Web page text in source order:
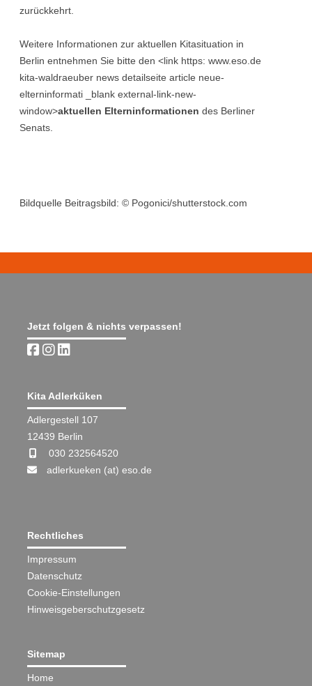
zurückkehrt.
Weitere Informationen zur aktuellen Kitasituation in
Berlin entnehmen Sie bitte den <link https: www.eso.de
kita-waldraeuber news detailseite article neue-
elterninformati _blank external-link-new-
window>aktuellen Elterninformationen des Berliner
Senats.
Bildquelle Beitragsbild: © Pogonici/shutterstock.com
Jetzt folgen & nichts verpassen!
Kita Adlerküken
Adlergestell 107
12439 Berlin
030 232564520
adlerkueken (at) eso.de
Rechtliches
Impressum
Datenschutz
Cookie-Einstellungen
Hinweisgeberschutzgesetz
Sitemap
Home